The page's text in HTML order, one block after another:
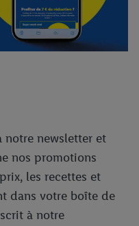
notre newsletter et
nos promotions
les recettes et
dans votre boîte de
à notre